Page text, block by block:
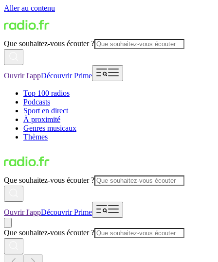
Aller au contenu
Que souhaitez-vous écouter ?
Ouvrir l'appDécouvrir Prime
Top 100 radios
Podcasts
Sport en direct
À proximité
Genres musicaux
Thèmes
Que souhaitez-vous écouter ?
Ouvrir l'appDécouvrir Prime
Que souhaitez-vous écouter ?